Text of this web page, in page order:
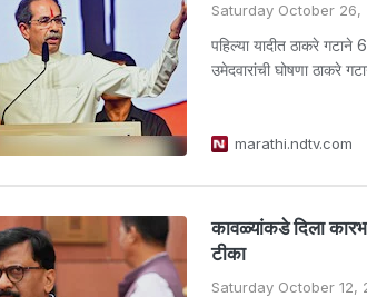
Saturday October 26,
पहिल्या यादीत ठाकरे गटाने
उमेदवारांची घोषणा ठाकरे
marathi.ndtv.com
कावळ्यांकडे दिला
टीका
Saturday October 12,